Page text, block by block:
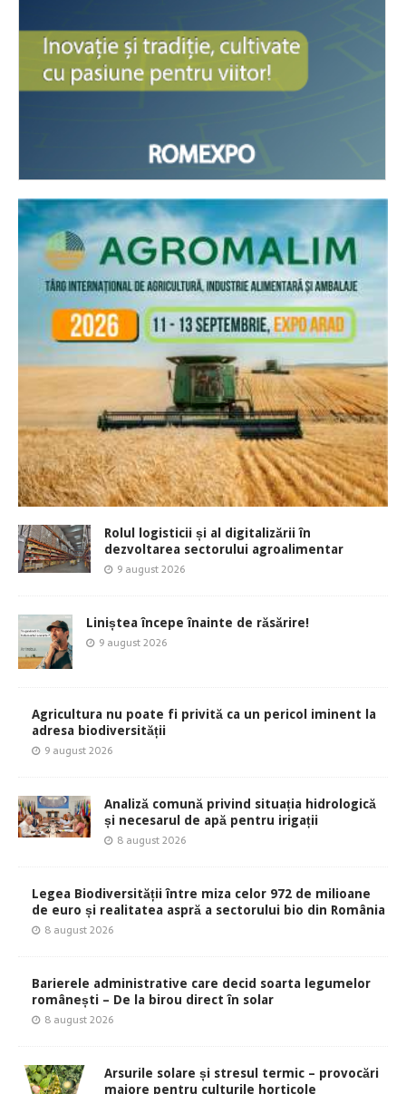
Rolul logisticii și al digitalizării în
dezvoltarea sectorului agroalimentar
9 august 2026
Liniștea începe înainte de răsărire!
9 august 2026
Agricultura nu poate fi privită ca un pericol iminent la
adresa biodiversității
9 august 2026
Analiză comună privind situația hidrologică
și necesarul de apă pentru irigații
8 august 2026
Legea Biodiversității între miza celor 972 de milioane
de euro și realitatea aspră a sectorului bio din România
8 august 2026
Barierele administrative care decid soarta legumelor
românești – De la birou direct în solar
8 august 2026
Arsurile solare și stresul termic – provocări
majore pentru culturile horticole